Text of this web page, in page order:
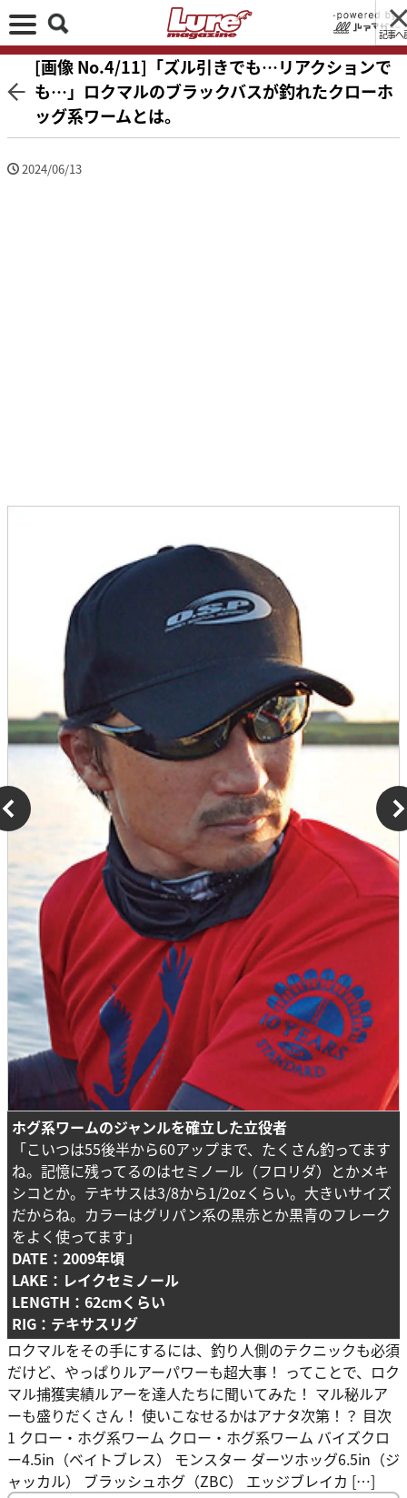
記事へ
[画像 No.4/11]「ズル引きでも…リアクションで
も…」ロクマルのブラックバスが釣れたクローホ
ッグ系ワームとは。
2024/06/13
ホグ系ワームのジャンルを確立した立役者
「こいつは55後半から60アップまで、たくさん釣ってます
ね。記憶に残ってるのはセミノール（フロリダ）とかメキ
シコとか。テキサスは3/8から1/2ozくらい。大きいサイズ
だからね。カラーはグリパン系の黒赤とか黒青のフレーク
をよく使ってます」
DATE：2009年頃
LAKE：レイクセミノール
LENGTH：62cmくらい
RIG：テキサスリグ
ロクマルをその手にするには、釣り人側のテクニックも必須
だけど、やっぱりルアーパワーも超大事！ ってことで、ロク
マル捕獲実績ルアーを達人たちに聞いてみた！ マル秘ルア
ーも盛りだくさん！ 使いこなせるかはアナタ次第！？ 目次
1 クロー・ホグ系ワーム クロー・ホグ系ワーム バイズクロ
ー4.5in（ベイトブレス） モンスター ダーツホッグ6.5in（ジ
ャッカル） ブラッシュホグ（ZBC） エッジブレイカ […]